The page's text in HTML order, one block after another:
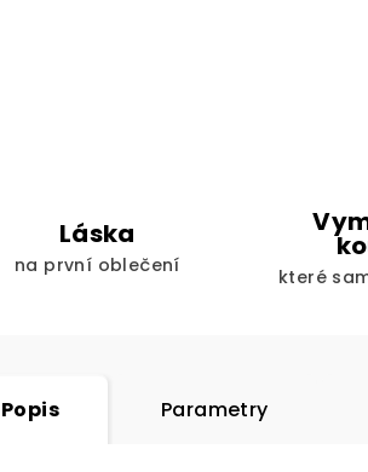
Láska
na první oblečení které
Popis Parametry